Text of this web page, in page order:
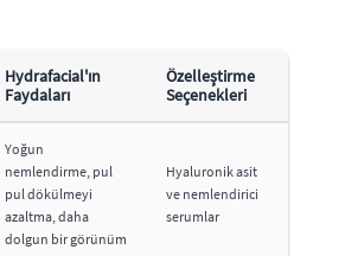
Hydrafacial'ın
Faydaları
Özelleştirme
Seçenekleri
Yoğun
nemlendirme, pul
pul dökülmeyi
azaltma, daha
dolgun bir görünüm
Hyaluronik asit
ve nemlendirici
serumlar